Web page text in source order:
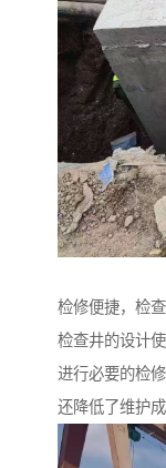
检修便捷，检
检查井的设计
进行必要的检
还降低了维护